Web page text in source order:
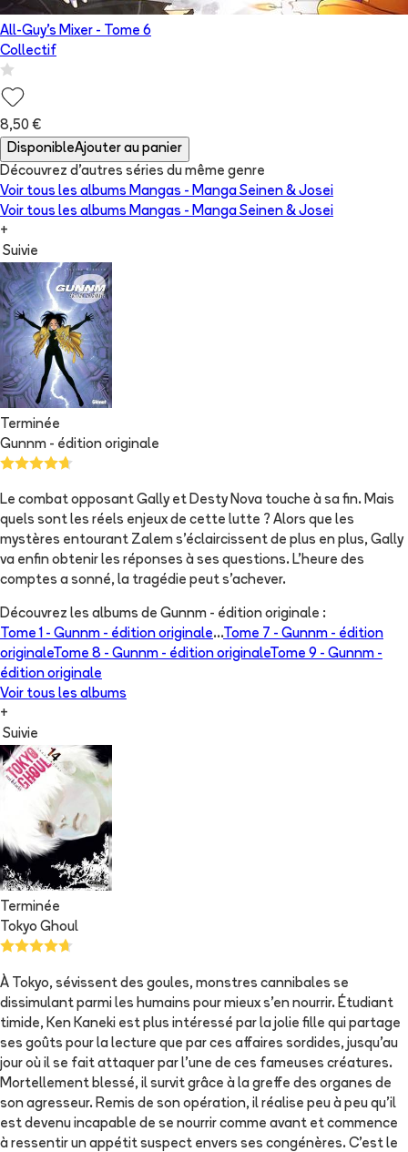
All-Guy's Mixer - Tome 6
Collectif
8,50 €
DisponibleAjouter au panier
Découvrez d'autres séries du même genre
Voir tous les albums Mangas - Manga Seinen & Josei
Voir tous les albums Mangas - Manga Seinen & Josei
+
Suivie
Terminée
Gunnm - édition originale
Le combat opposant Gally et Desty Nova touche à sa fin. Mais
quels sont les réels enjeux de cette lutte ? Alors que les
mystères entourant Zalem s’éclaircissent de plus en plus, Gally
va enfin obtenir les réponses à ses questions. L’heure des
comptes a sonné, la tragédie peut s’achever.
Découvrez les albums de Gunnm - édition originale :
Tome 1 - Gunnm - édition originale...Tome 7 - Gunnm - édition
originaleTome 8 - Gunnm - édition originaleTome 9 - Gunnm -
édition originale
Voir tous les albums
+
Suivie
Terminée
Tokyo Ghoul
À Tokyo, sévissent des goules, monstres cannibales se
dissimulant parmi les humains pour mieux s'en nourrir. Étudiant
timide, Ken Kaneki est plus intéressé par la jolie fille qui partage
ses goûts pour la lecture que par ces affaires sordides, jusqu'au
jour où il se fait attaquer par l'une de ces fameuses créatures.
Mortellement blessé, il survit grâce à la greffe des organes de
son agresseur. Remis de son opération, il réalise peu à peu qu'il
est devenu incapable de se nourrir comme avant et commence
à ressentir un appétit suspect envers ses congénères. C'est le